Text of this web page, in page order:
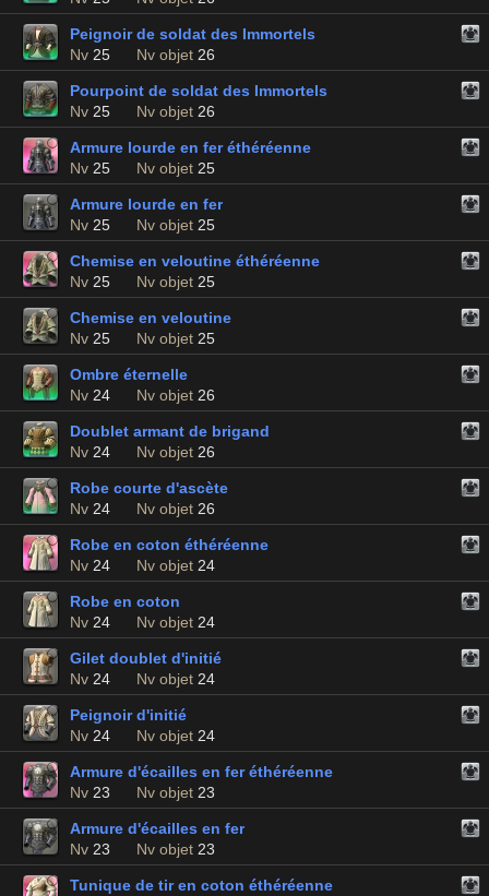
Peignoir de soldat des Immortels
Nv 25 Nv objet 26
Pourpoint de soldat des Immortels
Nv 25 Nv objet 26
Armure lourde en fer éthéréenne
Nv 25 Nv objet 25
Armure lourde en fer
Nv 25 Nv objet 25
Chemise en veloutine éthéréenne
Nv 25 Nv objet 25
Chemise en veloutine
Nv 25 Nv objet 25
Ombre éternelle
Nv 24 Nv objet 26
Doublet armant de brigand
Nv 24 Nv objet 26
Robe courte d'ascète
Nv 24 Nv objet 26
Robe en coton éthéréenne
Nv 24 Nv objet 24
Robe en coton
Nv 24 Nv objet 24
Gilet doublet d'initié
Nv 24 Nv objet 24
Peignoir d'initié
Nv 24 Nv objet 24
Armure d'écailles en fer éthéréenne
Nv 23 Nv objet 23
Armure d'écailles en fer
Nv 23 Nv objet 23
Tunique de tir en coton éthéréenne